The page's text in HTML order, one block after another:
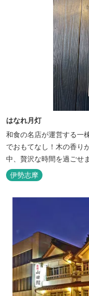
はなれ月灯
和食の名店が運営する一
でおもてなし！木の香り
中、贅沢な時間を過ごせま
伊勢志摩